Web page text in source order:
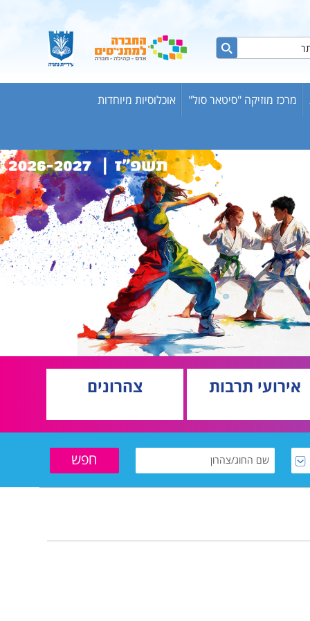
ברשת
מרכז מוזיקה "סיטאר סול" אוכלוסיות מיוחדות
אירועי תרבות צהרונים